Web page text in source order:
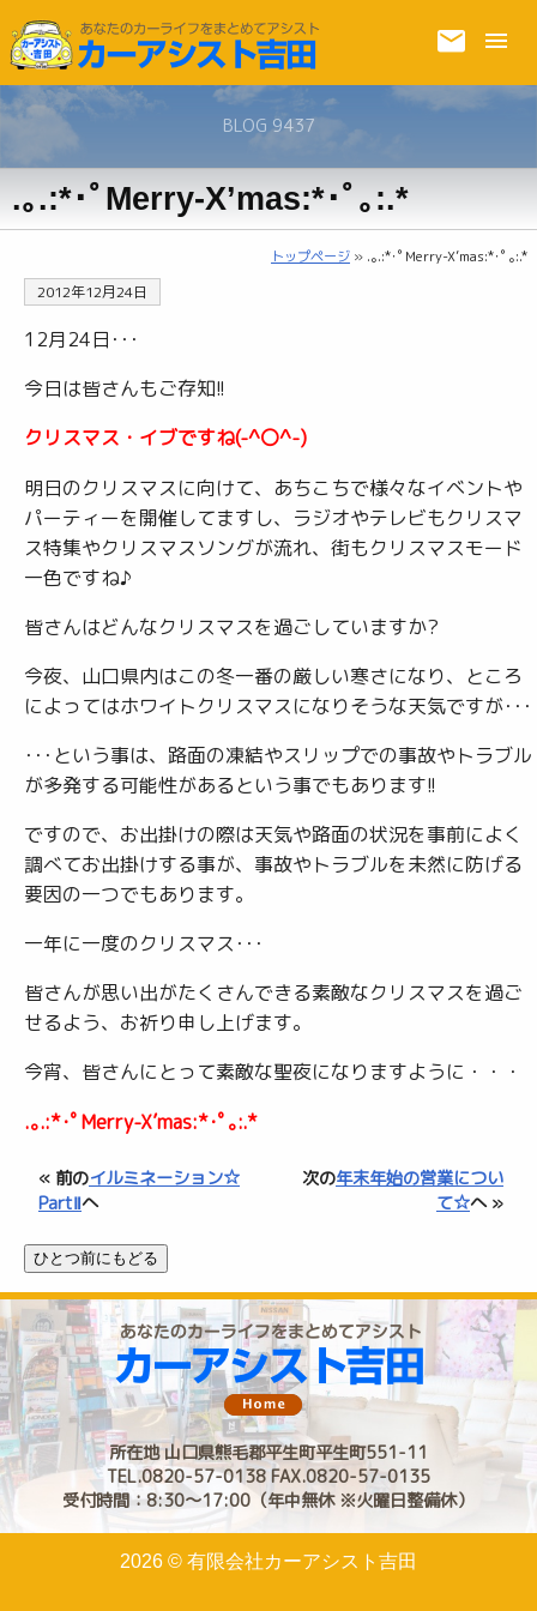
BLOG 9437
.｡.:*･ﾟMerry-X’mas:*･ﾟ｡:.*
トップページ » .｡.:*･ﾟMerry-X’mas:*･ﾟ｡:.*
2012年12月24日
12月24日･･･
今日は皆さんもご存知!!
クリスマス・イブですね(-^〇^-)
明日のクリスマスに向けて、あちこちで様々なイベントや
パーティーを開催してますし、ラジオやテレビもクリスマ
ス特集やクリスマスソングが流れ、街もクリスマスモード
一色ですね♪
皆さんはどんなクリスマスを過ごしていますか?
今夜、山口県内はこの冬一番の厳しい寒さになり、ところ
によってはホワイトクリスマスになりそうな天気ですが･･･
･･･という事は、路面の凍結やスリップでの事故やトラブル
が多発する可能性があるという事でもあります!!
ですので、お出掛けの際は天気や路面の状況を事前によく
調べてお出掛けする事が、事故やトラブルを未然に防げる
要因の一つでもあります。
一年に一度のクリスマス･･･
皆さんが思い出がたくさんできる素敵なクリスマスを過ご
せるよう、お祈り申し上げます。
今宵、皆さんにとって素敵な聖夜になりますように・・・
.｡.:*･ﾟMerry-X’mas:*･ﾟ｡:.*
« 前のイルミネーション☆
PartⅡへ
次の年末年始の営業につい
て☆へ »
所在地 山口県熊毛郡平生町平生町551-11
TEL.0820-57-0138 FAX.0820-57-0135
受付時間：8:30〜17:00（年中無休 ※火曜日整備休）
2026 © 有限会社カーアシスト吉田